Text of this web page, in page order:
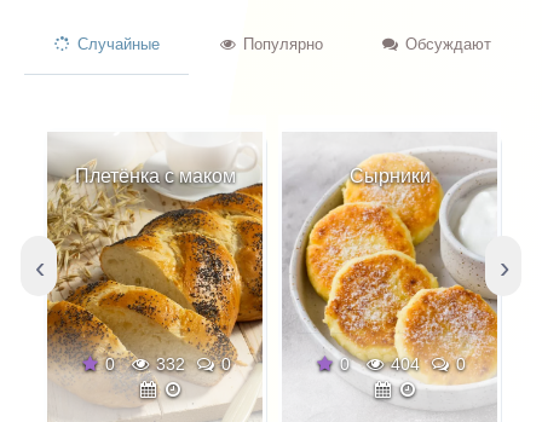
Случайные Популярно Обсуждают
Плетёнка с маком
0 332 0
Сырники
0 404 0
‹ ›